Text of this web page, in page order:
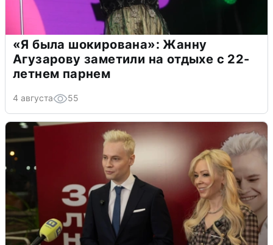
«Я была шокирована»: Жанну
Агузарову заметили на отдыхе с 22-
летнем парнем
4 августа 55